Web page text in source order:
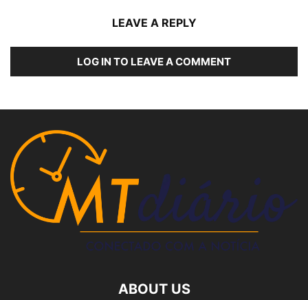
LEAVE A REPLY
LOG IN TO LEAVE A COMMENT
ABOUT US